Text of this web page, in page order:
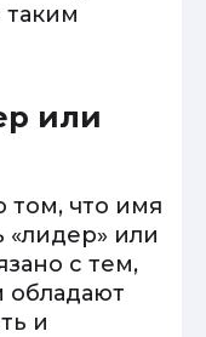
таким
или
том, что имя
«лидер» или
с тем,
и